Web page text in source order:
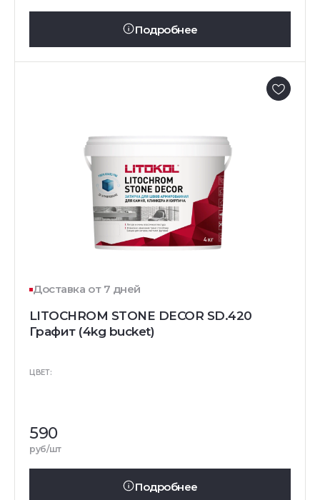
Подробнее
Доставка от 7 дней
LITOCHROM STONE DECOR SD.420
Графит (4kg bucket)
ЦВЕТ:
590
руб/шт
Подробнее